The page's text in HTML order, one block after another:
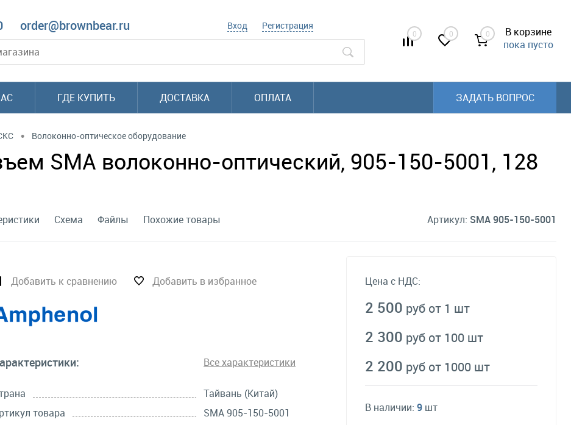
order@brownbear.ru Вход Регистрация
0 0 0
В корзине
пока пусто
ГДЕ КУПИТЬ ДОСТАВКА ОПЛАТА ЗАДАТЬ ВОПРОС
• Волоконно-оптическое оборудование
SMA волоконно-оптический, 905-150-5001, 128
Схема Файлы Похожие товары Артикул: SMA 905-150-5001
Добавить к сравнению Добавить в избранное
Все характеристики
Тайвань (Китай)
товара
SMA 905-150-5001
Цена с НДС:
2 500 руб от 1 шт
2 300 руб от 100 шт
2 200 руб от 1000 шт
В наличии: 9 шт